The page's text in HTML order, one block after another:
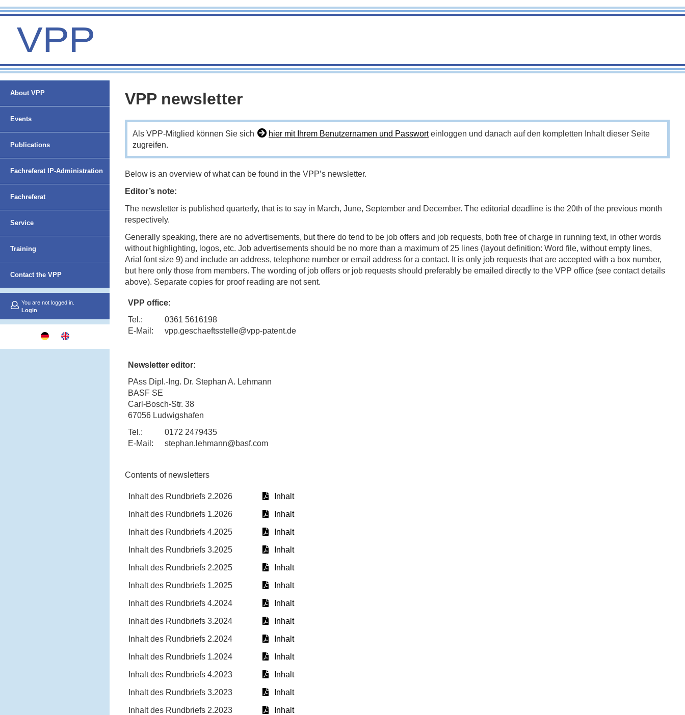
About VPP
Events
Publications
Fachreferat IP-Administration
Fachreferat
Nachwuchsförderung und
Netzwerk
Service
Training
Contact the VPP
You are not logged in.
Login
VPP newsletter
Als VPP-Mitglied können Sie sich hier mit Ihrem Benutzernamen und Passworteinloggen und danach auf den kompletten Inhalt dieser Seite
zugreifen.
Below is an overview of what can be found in the VPP’s newsletter.
Editor’s note:
The newsletter is published quarterly, that is to say in March, June, September and December. The editorial deadline is the 20th of the previous month
respectively.
Generally speaking, there are no advertisements, but there do tend to be job offers and job requests, both free of charge in running text, in other words
without highlighting, logos, etc. Job advertisements should be no more than a maximum of 25 lines (layout definition: Word file, without empty lines,
Arial font size 9) and include an address, telephone number or email address for a contact. It is only job requests that are accepted with a box number,
but here only those from members. The wording of job offers or job requests should preferably be emailed directly to the VPP office (see contact details
above). Separate copies for proof reading are not sent.
VPP office:
Tel.:
E-Mail:
0361 5616198
vpp.geschaeftsstelle@vpp-patent.de
Newsletter editor:
PAss Dipl.-Ing. Dr. Stephan A. Lehmann
BASF SE
Carl-Bosch-Str. 38
67056 Ludwigshafen
Tel.:
E-Mail:
0172 2479435
stephan.lehmann@basf.com
Contents of newsletters
Inhalt des Rundbriefs 2.2026 Inhalt
Inhalt des Rundbriefs 1.2026 Inhalt
Inhalt des Rundbriefs 4.2025 Inhalt
Inhalt des Rundbriefs 3.2025 Inhalt
Inhalt des Rundbriefs 2.2025 Inhalt
Inhalt des Rundbriefs 1.2025 Inhalt
Inhalt des Rundbriefs 4.2024 Inhalt
Inhalt des Rundbriefs 3.2024 Inhalt
Inhalt des Rundbriefs 2.2024 Inhalt
Inhalt des Rundbriefs 1.2024 Inhalt
Inhalt des Rundbriefs 4.2023 Inhalt
Inhalt des Rundbriefs 3.2023 Inhalt
Inhalt des Rundbriefs 2.2023 Inhalt